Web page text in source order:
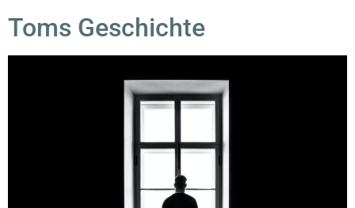
Toms Geschichte